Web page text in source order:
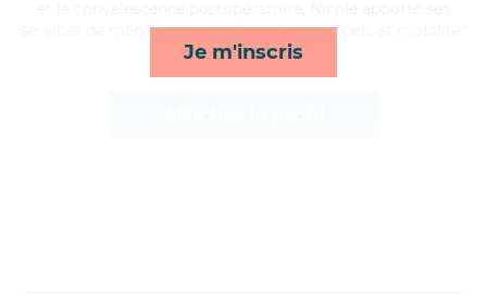
Je m'inscris
services de ménage, toilette/habillage, rappels et mobilité*